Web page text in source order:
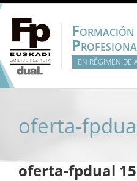
Saltar
contenido
FORMACIÓN
P
EN RÉGIMEN DE
oferta-
oferta-fpdual